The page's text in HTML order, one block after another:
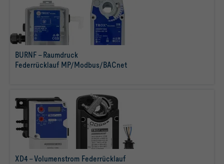
BURNF - Raumdruck
Federrücklauf MP/Modbus/BACnet
XD4 - Volumenstrom Federrücklauf